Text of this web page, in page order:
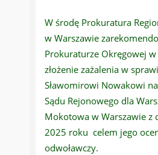
W środę Prokuratura
w Warszawie
Prokuraturze Okręgowej
złożenie zażalenia w
Sławomirowi Nowakowi
Sądu Rejonowego dla
Mokotowa w Warszawie z
2025 roku celem jego
odwoławczy.